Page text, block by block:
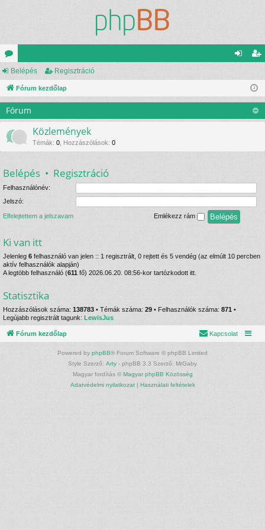
ór
u
m
ok
is
ztr
ác
Belépés Regisztráció
Fórum kezdőlap
Fórum
Közlemények
Témák: 0 Hozzászólások: 0
Belépés • Regisztráció
Felhasználónév:
Jelszó:
Elfelejtettem a jelszavam Emlékezz rám
Ki van itt
Jelenleg 6 felhasználó van jelen :: 1 regisztrált, 0 rejtett és 5 vendég (az elmúlt 10 percben
aktív felhasználók alapján)
A legtöbb felhasználó (611 fő) 2026.06.20. 08:56-kor tartózkodott itt.
Statisztika
Hozzászólások száma: 138783 • Témák száma: 29 • Felhasználók száma: 871 •
Legújabb regisztrált tagunk: LewisJus
Fórum kezdőlap Kapcsolat
Powered by phpBB® Forum Software © phpBB Limited
Style Szerző: Arty - phpBB 3.3 Szerző: MrGaby
Magyar fordítás © Magyar phpBB Közösség
Adatvédelmi nyilatkozat| Használati feltételek